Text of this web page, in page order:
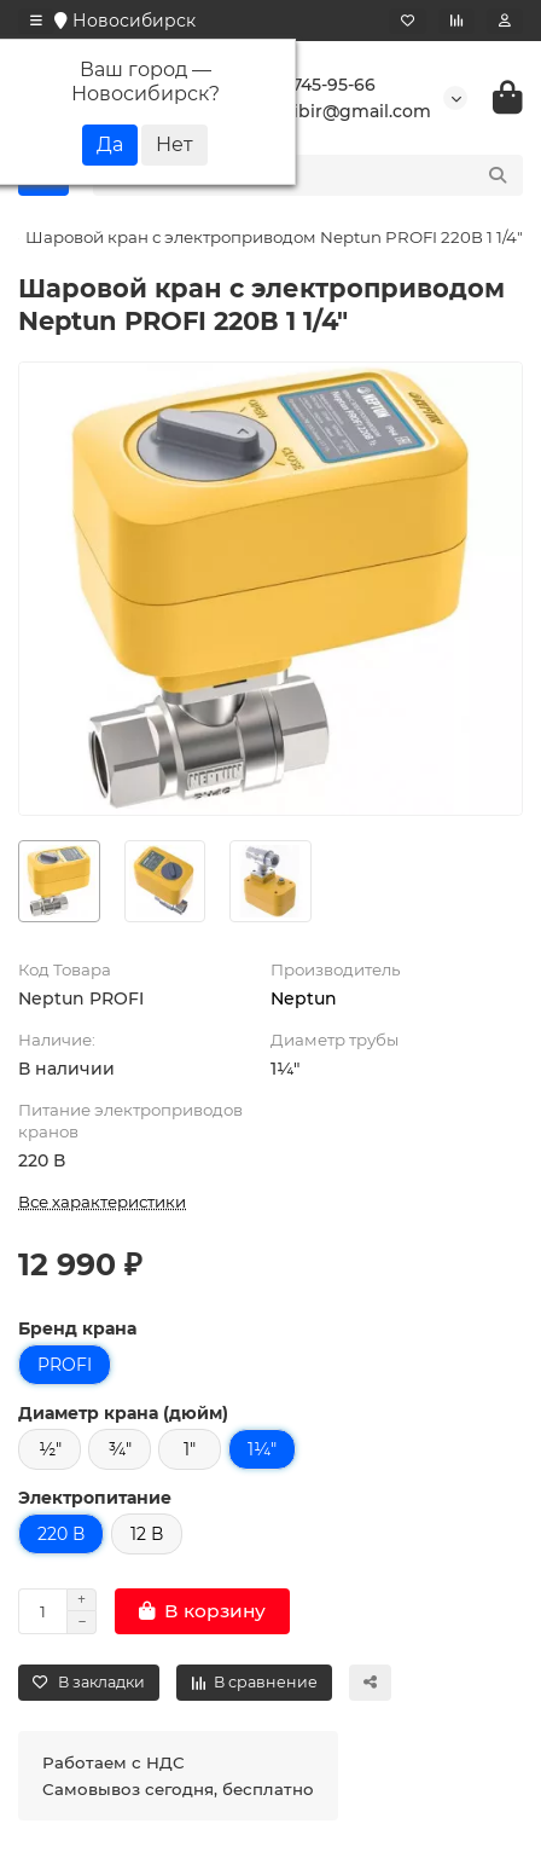
Новосибирск
Ваш город —
Новосибирск?
+7 923 745-95-66
buransibir@gmail.com
Шаровой кран с электроприводом Neptun PROFI 220В 1 1/4"
Шаровой кран с электроприводом
Neptun PROFI 220В 1 1/4"
Код Товара
Neptun PROFI
Производитель
Neptun
Наличие:
В наличии
Диаметр трубы
1¼"
Питание электроприводов
кранов
220 В
Все характеристики
12 990 ₽
Бренд крана
PROFI
Диаметр крана (дюйм)
½"
¾" 1" 1¼"
Электропитание
220 В
12 В
В корзину
В закладки В сравнение
Работаем с НДС
Самовывоз сегодня, бесплатно